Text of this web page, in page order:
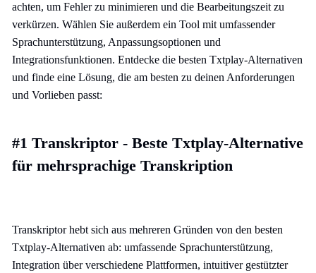
achten, um Fehler zu minimieren und die Bearbeitungszeit zu
verkürzen. Wählen Sie außerdem ein Tool mit umfassender
Sprachunterstützung, Anpassungsoptionen und
Integrationsfunktionen. Entdecke die besten Txtplay-Alternativen
und finde eine Lösung, die am besten zu deinen Anforderungen
und Vorlieben passt:
#1 Transkriptor - Beste Txtplay-Alternative
für mehrsprachige Transkription
Transkriptor hebt sich aus mehreren Gründen von den besten
Txtplay-Alternativen ab: umfassende Sprachunterstützung,
Integration über verschiedene Plattformen, intuitiver gestützter